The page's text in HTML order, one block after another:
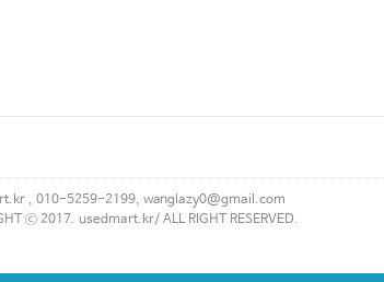
, 010-5259-2199, wanglazy0@gmail.com
ⓒ 2017. usedmart.kr/ ALL RIGHT RESERVED.